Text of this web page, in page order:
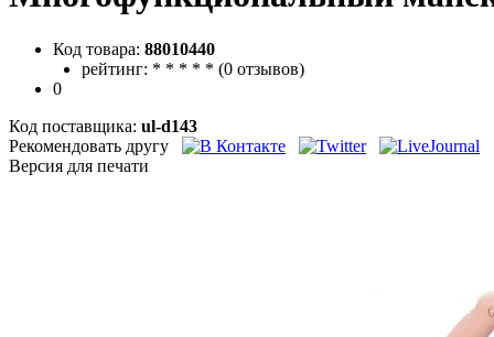
Код товара: 88010440
рейтинг: * * * * * (0 отзывов)
0
Код поставщика: ul-d143
Рекомендовать другу
Версия для печати